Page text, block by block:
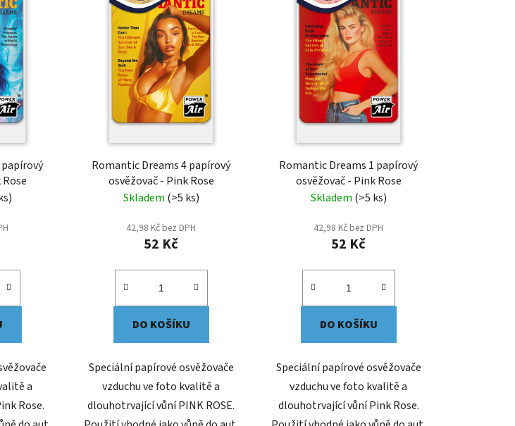
a
Rose.
Romantic Dreams 4 papírový
osvěžovač - Pink Rose
Skladem (>5 ks)
42,98 Kč bez DPH
52 Kč
DO KOŠÍKU
Speciální papírové osvěžovače
vzduchu ve foto kvalitě a
dlouhotrvající vůní PINK ROSE.
Romantic Dreams 1 papírový
osvěžovač - Pink Rose
Skladem (>5 ks)
42,98 Kč bez DPH
52 Kč
DO KOŠÍKU
Speciální papírové osvěžovače
vzduchu ve foto kvalitě a
dlouhotrvající vůní Pink Rose.